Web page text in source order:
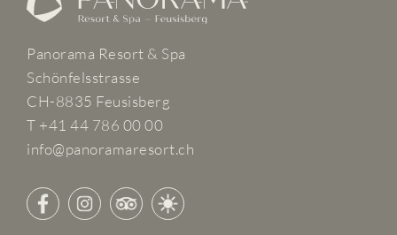
Panorama Resort & Spa
Schönfelsstrasse
CH-8835 Feusisberg
T +41 44 786 00 00
info@panoramaresort.ch